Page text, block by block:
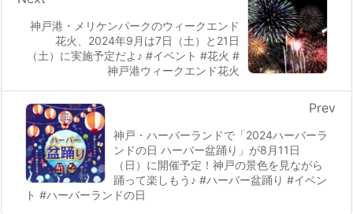
神戸港・メリケンパークのウィークエンド
花火、2024年9月は7日（土）と21日
（土）に実施予定だよ♪ #イベント #花火 #
神戸港ウィークエンド花火
神戸・ハーバーランドで「2024ハーバーラ
ンドの日 ハーバー盆踊り」が8月11日
（日）に開催予定！神戸の景色を見ながら
踊って楽しもう♪ #ハーバー盆踊り #イベン
ト #ハーバーランドの日
Prev